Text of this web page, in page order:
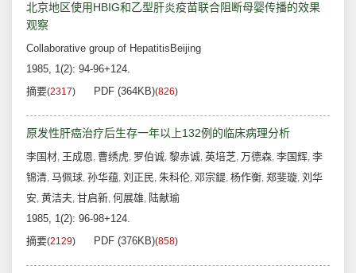
北京地区使用HBIG和乙型肝炎疫苗联合阻断母婴传播的效果
观察
Collaborative group of HepatitisBeijing
1985, 1(2): 94-96+124.
摘要(2317) PDF (364KB)(826)
原发性肝癌治疗后生存一年以上132例的临床病理分析
李国材, 王成恩, 曹绣虎, 罗伯诚, 黎赤诚, 英培芝, 万德森, 李国辉, 李
锦清, 马佩球, 孙华蕴, 刘正民, 朱科伦, 邓宗鍉, 杨作衡, 郑斐璇, 刘华
安, 黄洁夫, 甘启新, 何展雄, 陆献瑜
1985, 1(2): 96-98+124.
摘要(2129) PDF (376KB)(858)